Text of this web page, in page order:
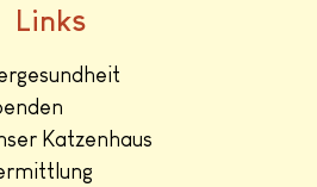
Links
Katzenhaus